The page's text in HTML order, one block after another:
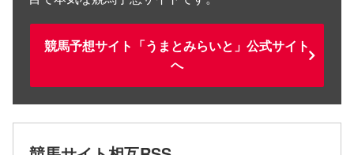
競馬予想サイト「うまとみらいと」公式サイト
へ